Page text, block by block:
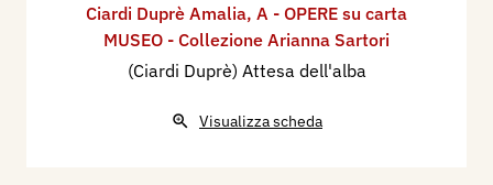
Ciardi Duprè Amalia, A - OPERE su carta
MUSEO - Collezione Arianna Sartori
(Ciardi Duprè) Attesa dell'alba
Visualizza scheda